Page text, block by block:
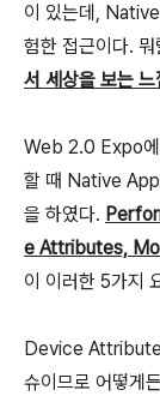
이 있는데,
험한 접근이다. 뭐
서 세상을 보는 느
Web 2.0 Expo
할 때 Native
을 하였다.
e Attributes,
이 이러한 5가지
Device
슈이므로 어떻게